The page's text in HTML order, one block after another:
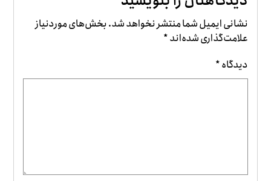
نشانی ایمیل شما منتشر نخواهد شد.بخش‌های موردنیاز
علامت‌گذاری شده‌اند*
دیدگاه*